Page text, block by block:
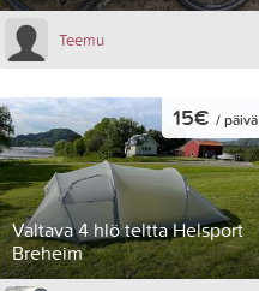
Teemu
Valtava 4 hlö teltta Helsport
Breheim
15€ / päivä